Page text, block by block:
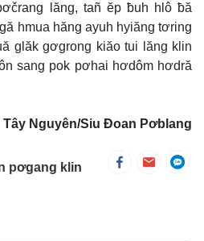
lăng, tañ ĕp ƀuh hlô ƀă
hmua hăng ayuh hyiăng tơring
glăk gơgrong kiăo tui lăng klin
sang pok pơhai hơdôm hơdră
Tây Nguyên/Siu Đoan Pơblang
pơgang klin